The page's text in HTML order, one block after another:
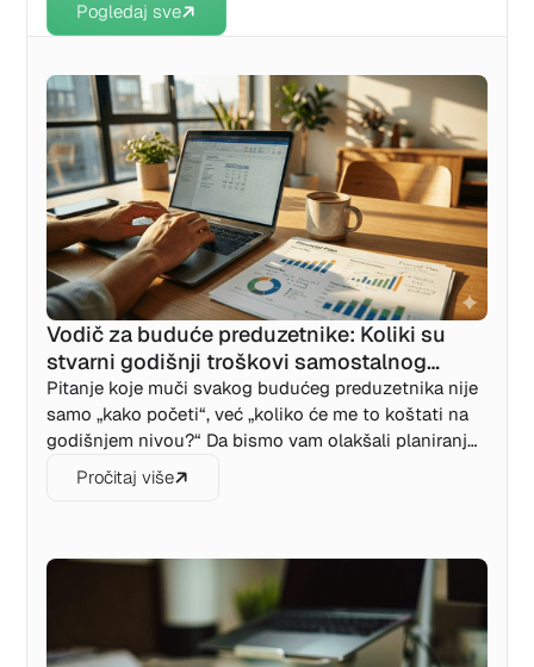
Pogledaj sve
Vodič za buduće preduzetnike: Koliki su
stvarni godišnji troškovi samostalnog
preduzetnika (sp) u 2026. godini?
Pitanje koje muči svakog budućeg preduzetnika nije
samo „kako početi“, već „koliko će me to koštati na
godišnjem nivou?“ Da bismo vam olakšali planiranje i
poštedjeli vas nagađanja, pripremili smo detaljan
pregled svih troškova — od doprinosa i poreza do
na osnovu vaših prihoda.
Pročitaj više